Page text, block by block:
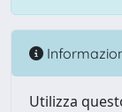
Utilizza